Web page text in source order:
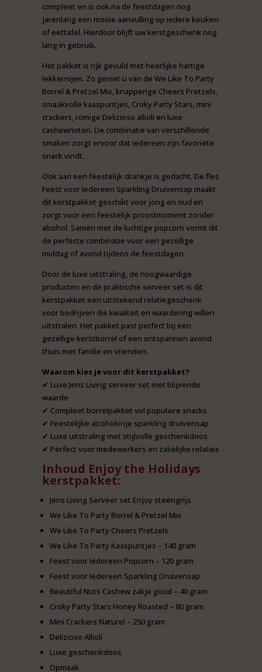
compleet en is ook na de feestdagen nog
jarenlang een mooie aanvulling op iedere keuken
of eettafel. Hierdoor blijft uw kerstgeschenk nog
lang in gebruik.
Het pakket is rijk gevuld met heerlijke hartige
lekkernijen. Zo geniet u van de We Like To Party
Borrel & Pretzel Mix, knapperige Cheers Pretzels,
smaakvolle kaaspuntjes, Croky Party Stars, mini
crackers, romige Delizioso allioli en luxe
cashewnoten. De combinatie van verschillende
smaken zorgt ervoor dat iedereen zijn favoriete
snack vindt.
Ook aan een feestelijk drankje is gedacht. De fles
Feest voor Iedereen Sparkling Druivensap maakt
dit kerstpakket geschikt voor jong en oud en
zorgt voor een feestelijk proostmoment zonder
alcohol. Samen met de luchtige popcorn vormt dit
de perfecte combinatie voor een gezellige
middag of avond tijdens de feestdagen.
Door de luxe uitstraling, de hoogwaardige
producten en de praktische serveer set is dit
kerstpakket een uitstekend relatiegeschenk
voor bedrijven die kwaliteit en waardering willen
uitstralen. Het pakket past perfect bij een
gezellige kerstborrel of een ontspannen avond
thuis met familie en vrienden.
Waarom kies je voor dit kerstpakket?
✔ Luxe Jens Living serveer set met blijvende
waarde
✔ Compleet borrelpakket vol populaire snacks
✔ Feestelijke alcoholvrije sparkling druivensap
✔ Luxe uitstraling met stijlvolle geschenkdoos
✔ Perfect voor medewerkers en zakelijke relaties
Inhoud Enjoy the Holidays
kerstpakket:
Jens Living Serveer set Enjoy steengrijs
We Like To Party Borrel & Pretzel Mix
We Like To Party Cheers Pretzels
We Like To Party Kaaspuntjes – 140 gram
Feest voor Iedereen Popcorn – 120 gram
Feest voor Iedereen Sparkling Druivensap
Beautiful Nuts Cashew zakje goud – 40 gram
Croky Party Stars Honey Roasted – 80 gram
Mini Crackers Naturel – 250 gram
Delizioso Allioli
Luxe geschenkdoos
Opmaak